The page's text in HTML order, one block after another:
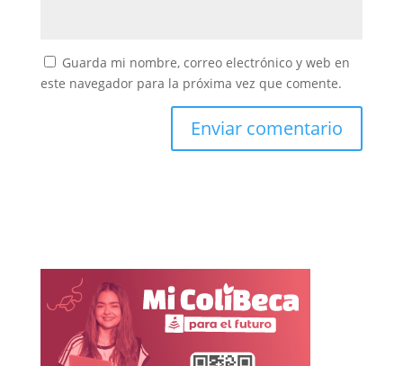
Guarda mi nombre, correo electrónico y web en
este navegador para la próxima vez que comente.